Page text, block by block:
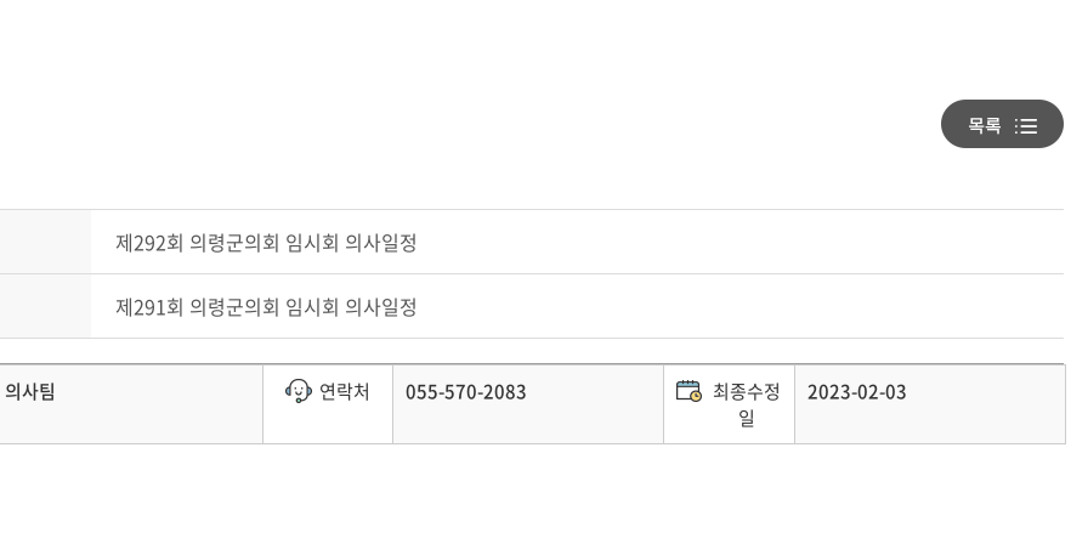
제292회 의령군의회 임시회 의사일정
제291회 의령군의회 임시회 의사일정
의사팀 연락처 055-570-2083
최종수정
일
2023-02-03